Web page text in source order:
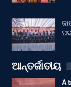
ଆନ୍ତର୍ଜାତୀୟ
A